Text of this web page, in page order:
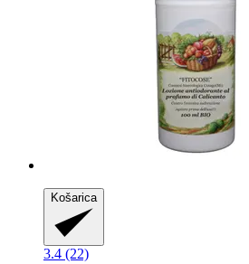
Košarica
3.4 (22)